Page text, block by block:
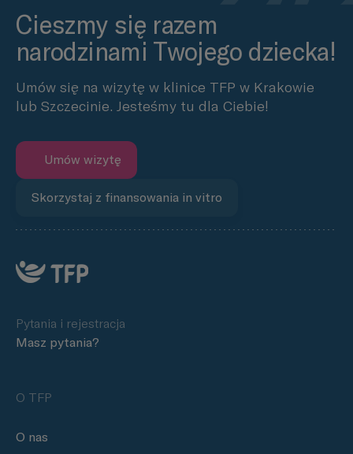
Cieszmy się razem
narodzinami Twojego dziecka!
Umów się na wizytę w klinice TFP w Krakowie
lub Szczecinie. Jesteśmy tu dla Ciebie!
Umów wizytę
Skorzystaj z finansowania in vitro
Pytania i rejestracja
Masz pytania?
O TFP
O nas